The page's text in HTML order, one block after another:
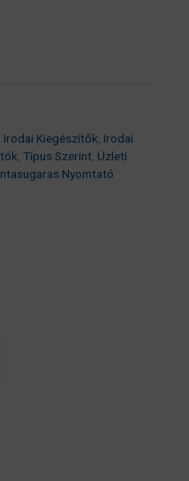
Irodai Kiegészítők Irodai
Típus Szerint Üzleti
Nyomtató